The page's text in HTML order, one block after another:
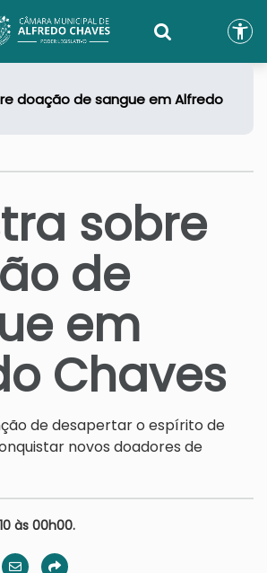
doação de sangue em Alfredo
sobre
de
em
Chaves
de desapertar o espírito de
novos doadores de
às 00h00.